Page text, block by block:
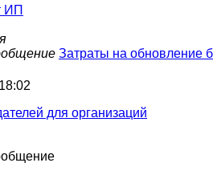
ИП
Затраты на обновление
для организаций